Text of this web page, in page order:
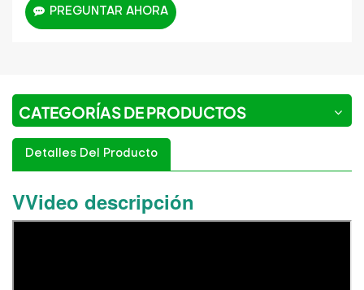
PREGUNTAR AHORA
CATEGORÍAS DE PRODUCTOS
Detalles Del Producto
VVideo descripción